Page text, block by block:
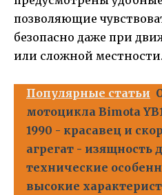
позволяющие
безопасно даже при
или сложной местности.
Популярные статьи
мотоцикла Bimota
1990 - красавец и
агрегат - изящность
технические
высокие